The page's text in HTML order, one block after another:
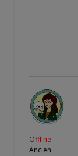
Offline
Ancien